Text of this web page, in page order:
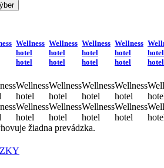
Wellness
hotel
hotel
Wellness
hotel
Wellness
hotel
Wellness
hotel
hotel
Wellness
hotel
Wellness
hotel
Wellness
hotel
hotel
Wellness
hotel
Wellness
hotel
Wellness
hotel
hotel
Wellness
hotel
Wellness
hotel
hotel
hotel
žiadna prevádzka.